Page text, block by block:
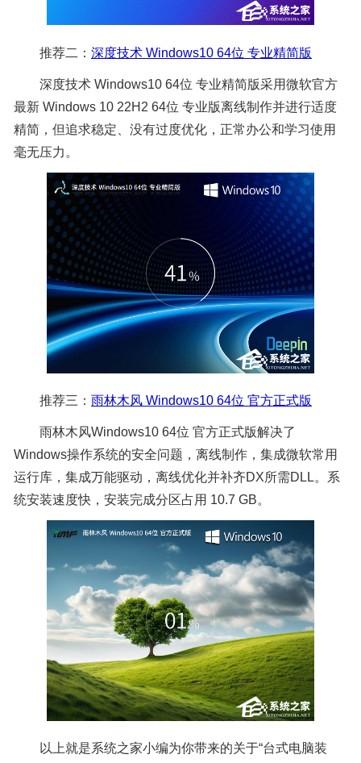
推荐二： 深度技术 Windows10 64位 专业精简版
深度技术 Windows10 64位 专业精简版采用微软官方
最新 Windows 10 22H2 64位 专业版离线制作并进行适度
精简，但追求稳定、没有过度优化，正常办公和学习使用
毫无压力。
推荐三： 雨林木风 Windows10 64位 官方正式版
雨林木风Windows10 64位 官方正式版解决了
Windows操作系统的安全问题，离线制作，集成微软常用
运行库，集成万能驱动，离线优化并补齐DX所需DLL。系
统安装速度快，安装完成分区占用 10.7 GB。
以上就是系统之家小编为你带来的关于“台式电脑装